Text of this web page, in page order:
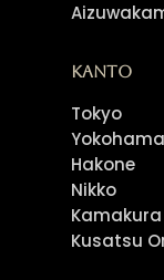
Kanto
Tokyo
Yokohama
Hakone
Nikko
Kamakura
Kusatsu